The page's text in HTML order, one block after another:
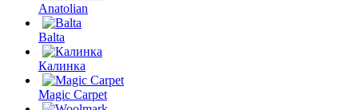
Anatolian
Balta
Калинка
Magic Carpet